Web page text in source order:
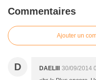
Commentaires
Ajouter un
D DAELIII
30/09/2014